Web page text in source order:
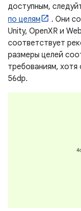
доступным,
по целям
. Они
Unity, OpenXR и
соответствует
размеры целей
требованиям, хотя
56dp.